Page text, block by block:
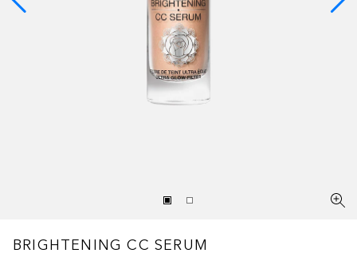
BRIGHTENING CC SERUM